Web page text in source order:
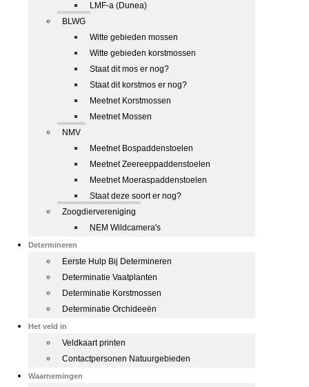
LMF-a (Dunea)
BLWG
Witte gebieden mossen
Witte gebieden korstmossen
Staat dit mos er nog?
Staat dit korstmos er nog?
Meetnet Korstmossen
Meetnet Mossen
NMV
Meetnet Bospaddenstoelen
Meetnet Zeereeppaddenstoelen
Meetnet Moeraspaddenstoelen
Staat deze soort er nog?
Zoogdiervereniging
NEM Wildcamera's
Determineren
Eerste Hulp Bij Determineren
Determinatie Vaatplanten
Determinatie Korstmossen
Determinatie Orchideeën
Het veld in
Veldkaart printen
Contactpersonen Natuurgebieden
Waarnemingen